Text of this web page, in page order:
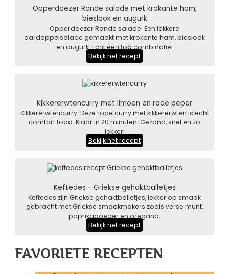
Opperdoezer Ronde salade met krokante ham,
bieslook en augurk
Opperdoezer Ronde salade. Een lekkere
aardappelsalade gemaakt met krokante ham, bieslook
en augurk. Echt een top combinatie!
Bekijk het recept
Kikkererwtencurry met limoen en rode peper
Kikkererwtencurry. Deze rode curry met kikkererwten is echt
comfort food. Klaar in 20 minuten. Gezond, snel en zo
lekker!
Bekijk het recept
Keftedes - Griekse gehaktballetjes
Keftedes zijn Griekse gehaktballetjes, lekker op smaak
gebracht met Griekse smaakmakers zoals verse munt,
paprikapoeder en oregano.
Bekijk het recept
FAVORIETE RECEPTEN